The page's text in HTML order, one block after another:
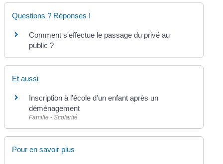
Questions ? Réponses !
Comment s'effectue le passage du privé au
public ?
Et aussi
Inscription à l'école d'un enfant après un
déménagement
Famille - Scolarité
Pour en savoir plus